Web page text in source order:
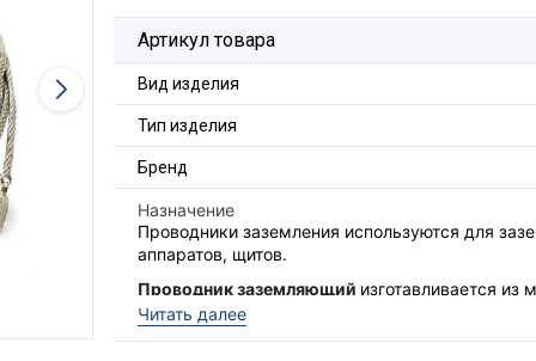
Артикул товара
Вид изделия
Тип изделия
Бренд
Назначение
Проводники заземления используются для
аппаратов, щитов.
Проводник заземляющий изготавливается
25мм
и медного наконечника.
Под заказ возможно изготовление из провода
Читать далее